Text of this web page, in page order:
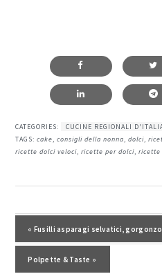
CATEGORIES:
CUCINE REGIONALI
TAGS:cake,consigli della nonna,dolci,
ricette dolci veloci,ricette per dolci,ricette
Post precedente:
« Fusilli asparagi selvatici,
Post successivo:
Polpette & Taste »
del
lettore